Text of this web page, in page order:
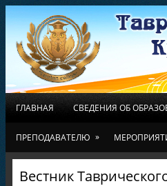
ГЛАВНАЯ СВЕДЕНИЯ ОБ
ПРЕПОДАВАТЕЛЮ »
Вестник